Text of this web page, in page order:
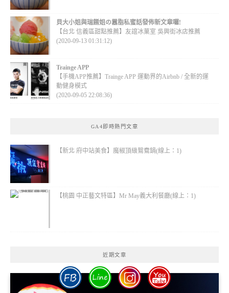
貝大小姐與瑞餚姐の囂脂私蜜話發佈新文章囉!
【台北 信義區甜點推薦】友誼冰菓室 吳興街冰店推薦
(2020-09-13 01:31:12)
Trainge APP
【手機APP推薦】Trainge APP 運動界的Airbnb / 全新的運
動健身模式
(2020-09-05 22:08:36)
GA4即時熱門文章
【新北 府中站美食】魔椒頂級鴛鴦鍋(線上：1)
【桃園 中正藝文特區】Mr May義大利餐廳(線上：1)
近期文章